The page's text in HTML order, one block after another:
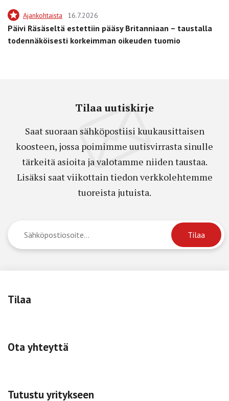
Ajankohtaista 16.7.2026
Päivi Räsäseltä estettiin pääsy Britanniaan – taustalla
todennäköisesti korkeimman oikeuden tuomio
Tilaa uutiskirje
Saat suoraan sähköpostiisi kuukausittaisen
koosteen, jossa poimimme uutisvirrasta sinulle
tärkeitä asioita ja valotamme niiden taustaa.
Lisäksi saat viikottain tiedon verkkolehtemme
tuoreista jutuista.
Tilaa
Ota yhteyttä
Tutustu yritykseen